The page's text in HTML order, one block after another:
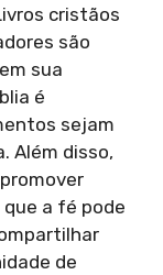
cristãos
são
sua
é
sejam
Além disso,
a fé pode
de